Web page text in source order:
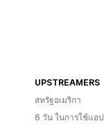
UPSTREAMERS
สหรัฐอเมริกา
6 วัน ในการใช้แอป